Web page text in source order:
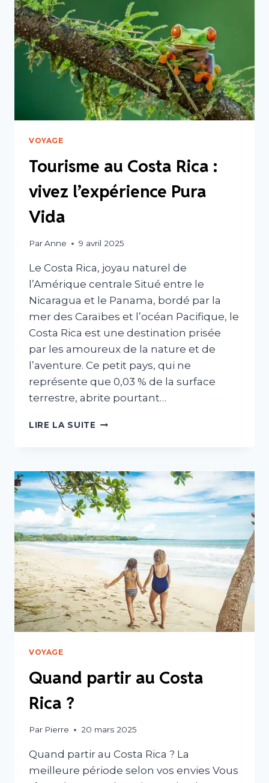
PARADIS
À
DÉCOUVRIR
VOYAGE
Tourisme au Costa Rica :
vivez l’expérience Pura
Vida
ParAnne 9 avril 2025
Le Costa Rica, joyau naturel de
l’Amérique centrale Situé entre le
Nicaragua et le Panama, bordé par la
mer des Caraïbes et l’océan Pacifique, le
Costa Rica est une destination prisée
par les amoureux de la nature et de
l’aventure. Ce petit pays, qui ne
représente que 0,03 % de la surface
terrestre, abrite pourtant…
LIRE LA SUITE TOURISME
:
VIVEZ
L’EXPÉRIENCE
PURA
VIDA
VOYAGE
Quand partir au Costa
Rica ?
Par Pierre 20 mars 2025
Quand partir au Costa Rica ? La
meilleure période selon vos envies Vous